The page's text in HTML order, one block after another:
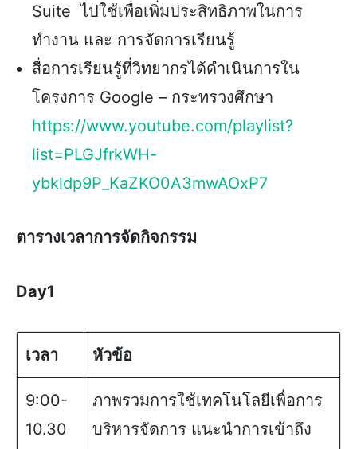
Suite ไปใช้เพื่อเพิ่มประสิทธิภาพในการ
ทำงาน และ การจัดการเรียนรู้
สื่อการเรียนรู้ที่วิทยากรได้ดำเนินการใน
โครงการ Google – กระทรวงศึกษา
https://www.youtube.com/playlist?
list=PLGJfrkWH-
ybkldp9P_KaZKO0A3mwAOxP7
ตารางเวลาการจัดกิจกรรม
Day1
เวลา หัวข้อ
9:00-
10.30
ภาพรวมการใช้เทคโนโลยีเพื่อการ
บริหารจัดการ แนะนำการเข้าถึง